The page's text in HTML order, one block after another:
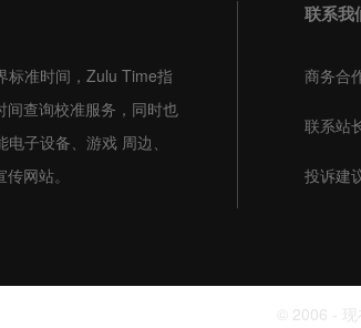
标准时间，Zulu Time指
间查询校准服务，同时也
子设备、游戏 周边、
网站。
联系我
商务合
联系站
投诉建
© 2006 -